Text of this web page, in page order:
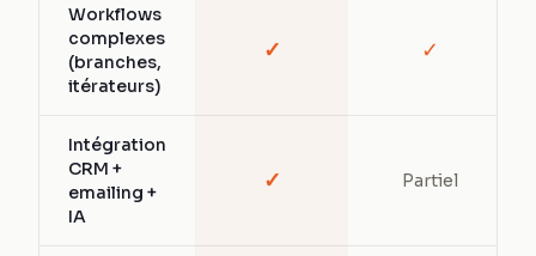
Workflows
complexes
(branches,
itérateurs)
✓ ✓
Intégration
CRM +
emailing +
IA
✓ Partiel